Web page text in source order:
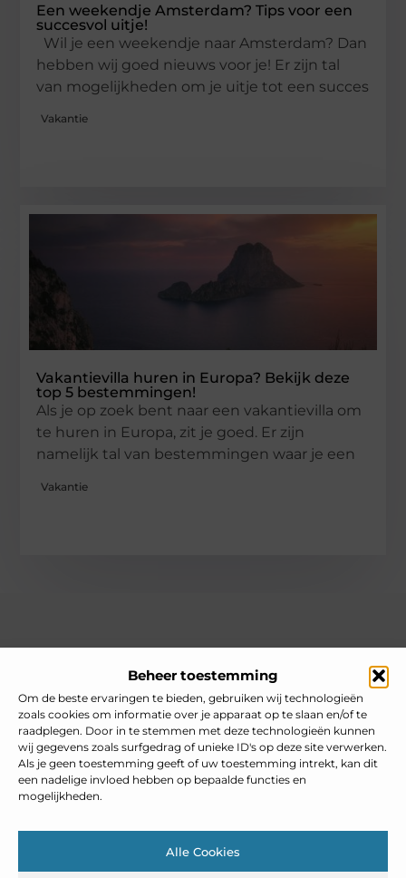
Beheer toestemming
Om de beste ervaringen te bieden, gebruiken wij technologieën
zoals cookies om informatie over je apparaat op te slaan en/of te
raadplegen. Door in te stemmen met deze technologieën kunnen
wij gegevens zoals surfgedrag of unieke ID's op deze site verwerken.
Als je geen toestemming geeft of uw toestemming intrekt, kan dit
een nadelige invloed hebben op bepaalde functies en
mogelijkheden.
Alle Cookies
Een weekendje Amsterdam? Tips voor een
succesvol uitje!
Wil je een weekendje naar Amsterdam? Dan
hebben wij goed nieuws voor je! Er zijn tal
van mogelijkheden om je uitje tot een succes
Vakantie
Vakantievilla huren in Europa? Bekijk deze
top 5 bestemmingen!
Als je op zoek bent naar een vakantievilla om
te huren in Europa, zit je goed. Er zijn
namelijk tal van bestemmingen waar je een
Vakantie
Jouw gids voor inspiratie en tips uit het dagelijks leven.
Ontdek een brede verzameling blogs en artikelen die je helpen
om het meeste uit elke dag te halen, met praktische adviezen
en verrassende inzichten.
Bericht categorie